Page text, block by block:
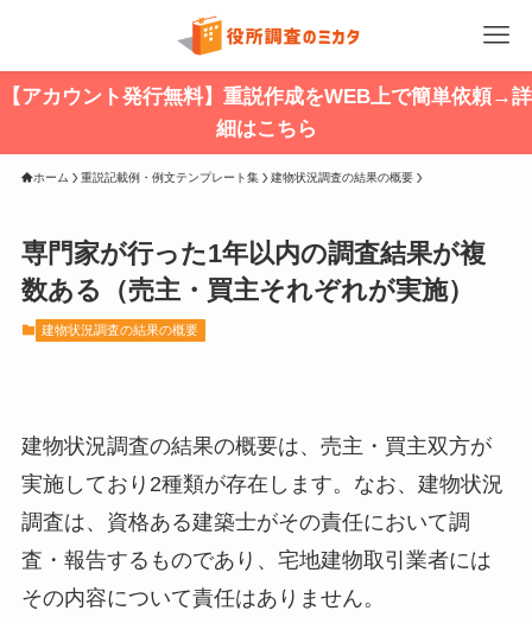
【アカウント発行無料】重説作成をWEB上で簡単依頼→詳
細はこちら
ホーム 重説記載例・例文テンプレート集 建物状況調査の結果の概要
専門家が行った1年以内の調査結果が複
数ある（売主・買主それぞれが実施）
建物状況調査の結果の概要
建物状況調査の結果の概要は、売主・買主双方が
実施しており2種類が存在します。なお、建物状況
調査は、資格ある建築士がその責任において調
査・報告するものであり、宅地建物取引業者には
その内容について責任はありません。